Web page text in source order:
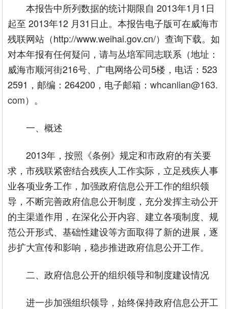
本报告中所列数据的统计期限自 2013年1月1日
起至 2013年12 月31日止。本报告电子版可在威海市
残联网站（http://www.weihai.gov.cn/）查询下载。如
对本年报有任何疑问，请与丛培军同志联系（地址：
威海市顺河街216号、广电网络公司5楼，电话：523
2591，邮编：264200，电子邮箱：whcanlian@163.
com）。
一、概述
2013年，按照《条例》规定和市政府的有关要
求，市残联紧密结合残疾人工作实际，立足残疾人事
业各项业务工作，加强政府信息公开工作的组织领
导，不断完善政府信息公开制度，充分发挥主动公开
的主渠道作用，在深化公开内容、建立各项制度、规
范公开形式、基础性建设等方面取得了新的进展，逐
步扩大宣传和影响，稳步推进政府信息公开工作。
二、政府信息公开的组织领导和制度建设情况
进一步加强组织领导，始终保持政府信息公开工